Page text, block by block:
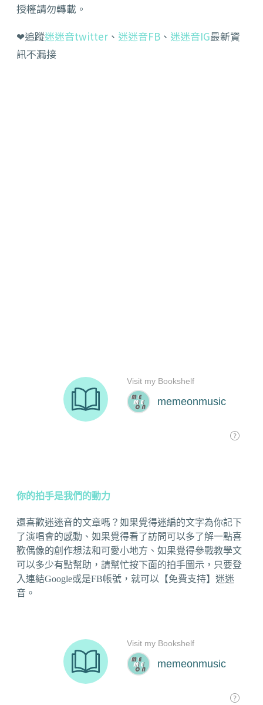
授權請勿轉載。
❤追蹤迷迷音twitter 、 迷迷音FB 、 迷迷音IG最新資
訊不漏接
你的拍手是我們的動力
還喜歡迷迷音的文章嗎？如果覺得迷編的文字為你記下
了演唱會的感動、如果覺得看了訪問可以多了解一點喜
歡偶像的創作想法和可愛小地方、如果覺得參戰教學文
可以多少有點幫助，請幫忙按下面的拍手圖示，只要登
入連結Google或是FB帳號，就可以【免費支持】迷迷
音。